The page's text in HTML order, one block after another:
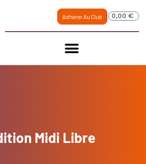
Adhérer Au Club 0,00 €
Midi Libre